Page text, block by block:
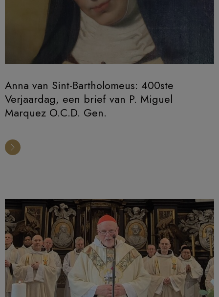
Anna van Sint-Bartholomeus: 400ste
Verjaardag, een brief van P. Miguel
Marquez O.C.D. Gen.